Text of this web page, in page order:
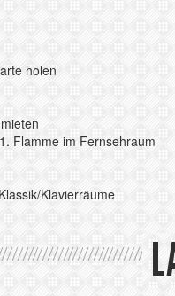
holen
Flamme im Fernsehraum
Klavierräume